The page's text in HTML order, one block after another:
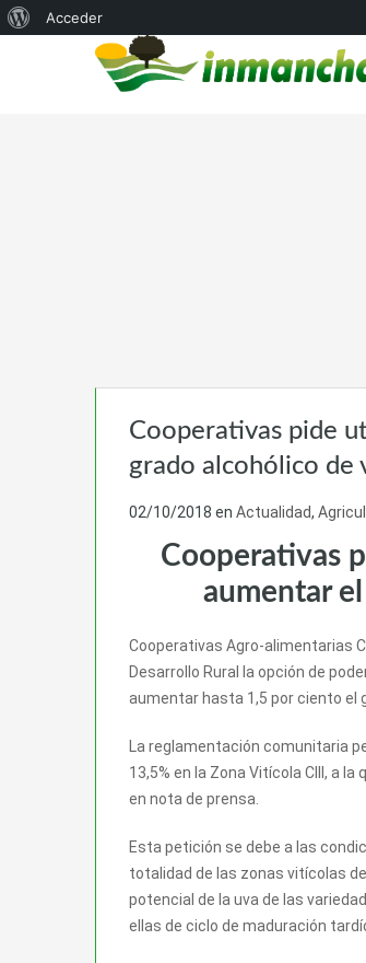
Acerca
Acceder
Cooperativas pide
grado alcohólico de
02/10/2018 en Actualidad,
Cooperativas
aumentar
Cooperativas Agro-alimentarias
Desarrollo Rural la opción de
aumentar hasta 1,5 por ciento el
La reglamentación comunitaria
13,5% en la Zona Vitícola CIII, a
en nota de prensa.
Esta petición se debe a las
totalidad de las zonas vitícolas
potencial de la uva de las
ellas de ciclo de maduración